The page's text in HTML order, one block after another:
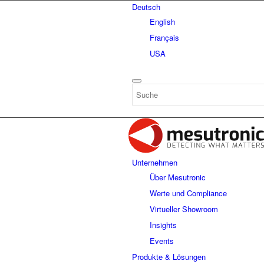
Deutsch
English
Français
USA
Unternehmen
Über Mesutronic
Werte und Compliance
Virtueller Showroom
Insights
Events
Produkte & Lösungen